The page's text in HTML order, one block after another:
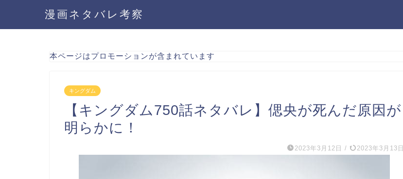
漫画ネタバレ考察
本ページはプロモーションが含まれています
キングダム
【キングダム750話ネタバレ】偲央が死んだ原因が
明らかに！
2023年3月12日 / 2023年3月13日